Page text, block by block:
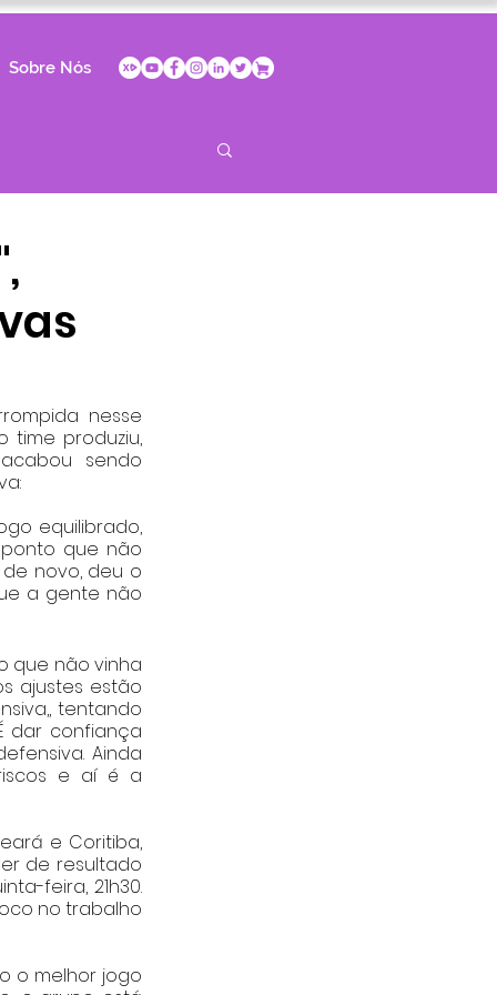
Sobre Nós
nesse
time produziu,
sendo
equilibrado,
que não
novo, deu o
a gente não
que não vinha
ajustes estão
tentando
dar confiança
Ainda
e aí é a
e Coritiba,
de resultado
feira, 21h30.
no trabalho
o melhor jogo